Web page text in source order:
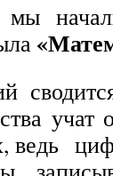
мы
ведь